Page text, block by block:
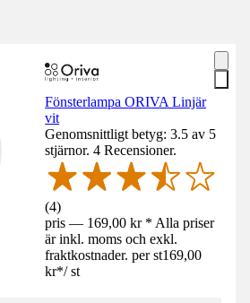
Fönsterlampa ORIVA Linjär
vit
Genomsnittligt betyg: 3.5 av 5
stjärnor. 4 Recensioner.
(4)
pris — 169,00 kr * Alla priser
är inkl. moms och exkl.
fraktkostnader. per st169,00
kr*/ st